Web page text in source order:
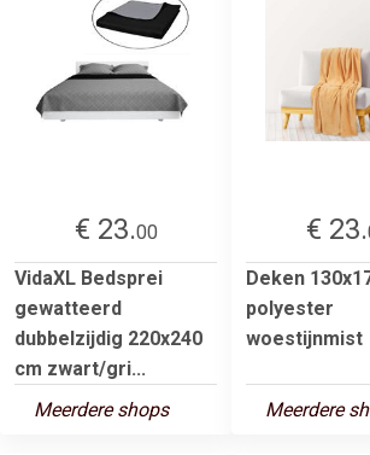
€ 23.00
VidaXL Bedsprei
gewatteerd
dubbelzijdig 220x240
cm zwart/gri...
Meerdere shops
€ 23.
Deken
polyester
woestijnmist
Meerdere